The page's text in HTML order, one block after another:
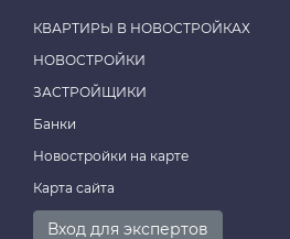
КВАРТИРЫ В НОВОСТРОЙКАХ
НОВОСТРОЙКИ
ЗАСТРОЙЩИКИ
Банки
Новостройки на карте
Карта сайта
Вход для экспертов